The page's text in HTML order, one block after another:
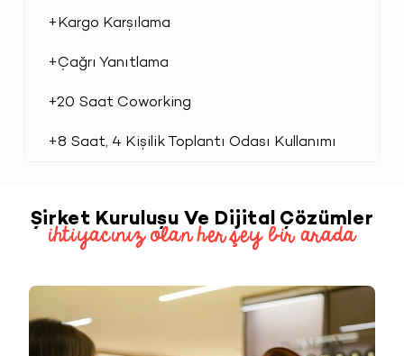
+Kargo Karşılama
+Çağrı Yanıtlama
+20 Saat Coworking
+8 Saat, 4 Kişilik Toplantı Odası Kullanımı
Şirket Kuruluşu Ve Dijital Çözümler
ihtiyacınız olan her şey bir arada